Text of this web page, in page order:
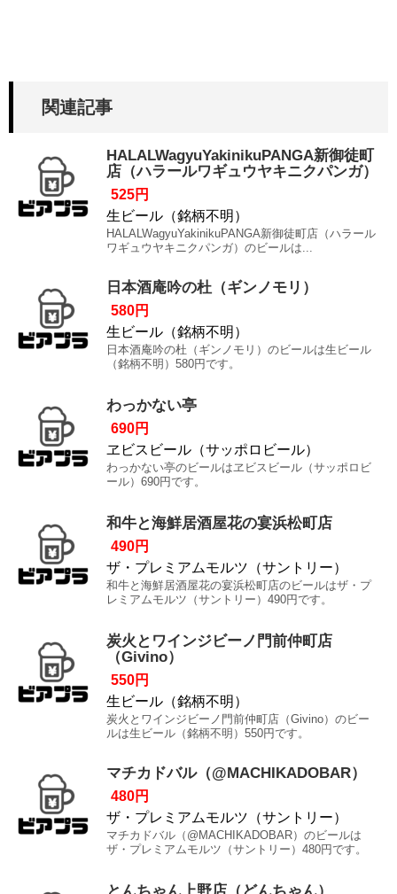
関連記事
HALALWagyuYakinikuPANGA新御徒町
店（ハラールワギュウヤキニクパンガ）
525円
生ビール（銘柄不明）
HALALWagyuYakinikuPANGA新御徒町店（ハラール
ワギュウヤキニクパンガ）のビールは...
日本酒庵吟の杜（ギンノモリ）
580円
生ビール（銘柄不明）
日本酒庵吟の杜（ギンノモリ）のビールは生ビール
（銘柄不明）580円です。
わっかない亭
690円
ヱビスビール（サッポロビール）
わっかない亭のビールはヱビスビール（サッポロビ
ール）690円です。
和牛と海鮮居酒屋花の宴浜松町店
490円
ザ・プレミアムモルツ（サントリー）
和牛と海鮮居酒屋花の宴浜松町店のビールはザ・プ
レミアムモルツ（サントリー）490円です。
炭火とワインジビーノ門前仲町店
（Givino）
550円
生ビール（銘柄不明）
炭火とワインジビーノ門前仲町店（Givino）のビー
ルは生ビール（銘柄不明）550円です。
マチカドバル（@MACHIKADOBAR）
480円
ザ・プレミアムモルツ（サントリー）
マチカドバル（@MACHIKADOBAR）のビールは
ザ・プレミアムモルツ（サントリー）480円です。